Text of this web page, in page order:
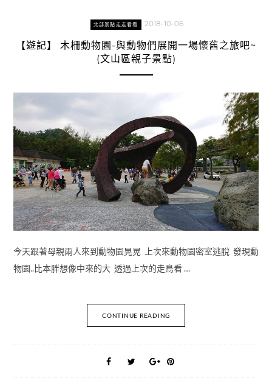
北部景點走走看看 2018-10-06
【遊記】 木柵動物園-與動物們展開一場懷舊之旅吧~
(文山區親子景點)
今天跟著母親兩人來到動物園晃晃 上次來動物園密室逃脫 發現動
物園..比本胖想像中來的大 透過上次的走鳥看 …
CONTINUE READING